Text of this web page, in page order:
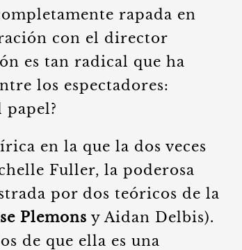
rapada en
con el director
es tan radical que ha
los espectadores:
papel?
en la que la dos veces
Fuller, la poderosa
por dos teóricos de la
Plemons y Aidan Delbis).
de que ella es una